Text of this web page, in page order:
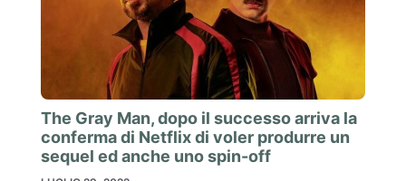
The Gray Man, dopo il successo arriva la
conferma di Netflix di voler produrre un
sequel ed anche uno spin-off